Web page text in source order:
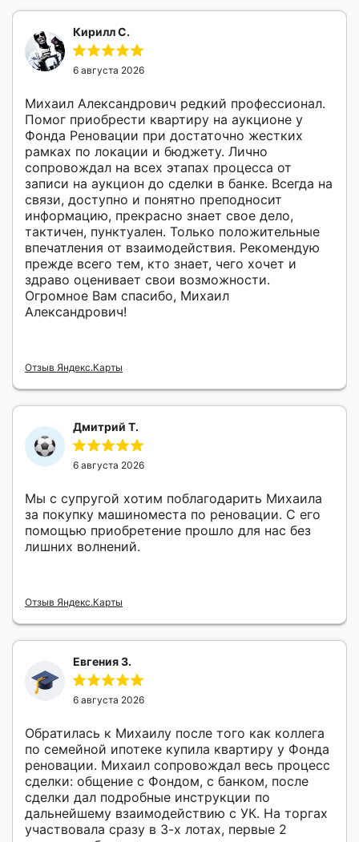
Кирилл С.
6 августа 2026
Михаил Александрович редкий профессионал.
Помог приобрести квартиру на аукционе у
Фонда Реновации при достаточно жестких
рамках по локации и бюджету. Лично
сопровождал на всех этапах процесса от
записи на аукцион до сделки в банке. Всегда на
связи, доступно и понятно преподносит
информацию, прекрасно знает свое дело,
тактичен, пунктуален. Только положительные
впечатления от взаимодействия. Рекомендую
прежде всего тем, кто знает, чего хочет и
здраво оценивает свои возможности.
Огромное Вам спасибо, Михаил
Александрович!
Отзыв Яндекс.Карты
Дмитрий Т.
6 августа 2026
Мы с супругой хотим поблагодарить Михаила
за покупку машиноместа по реновации. С его
помощью приобретение прошло для нас без
лишних волнений.
Отзыв Яндекс.Карты
Евгения З.
6 августа 2026
Обратилась к Михаилу после того как коллега
по семейной ипотеке купила квартиру у Фонда
реновации. Михаил сопровождал весь процесс
сделки: общение с Фондом, с банком, после
сделки дал подробные инструкции по
дальнейшему взаимодействию с УК. На торгах
участвовала сразу в 3-х лотах, первые 2